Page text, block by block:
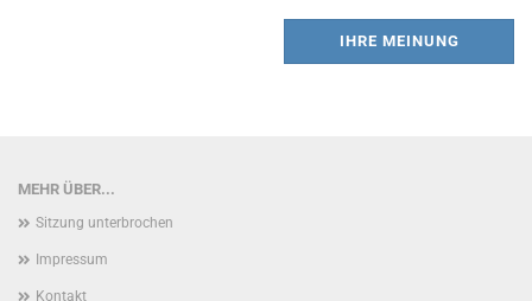
IHRE MEINUNG
MEHR ÜBER...
Sitzung unterbrochen
Impressum
Kontakt